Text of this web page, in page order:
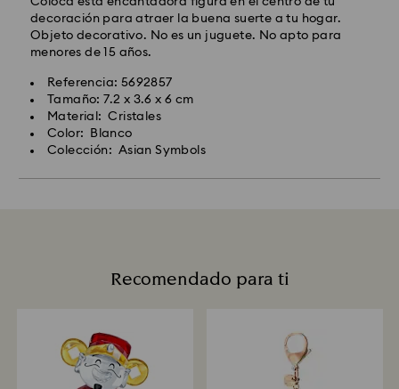
decoración para atraer la buena suerte a tu hogar.
Objeto decorativo. No es un juguete. No apto para
menores de 15 años.
Referencia: 5692857
Tamaño: 7.2 x 3.6 x 6 cm
Material: Cristales
Color: Blanco
Colección: Asian Symbols
Recomendado para ti